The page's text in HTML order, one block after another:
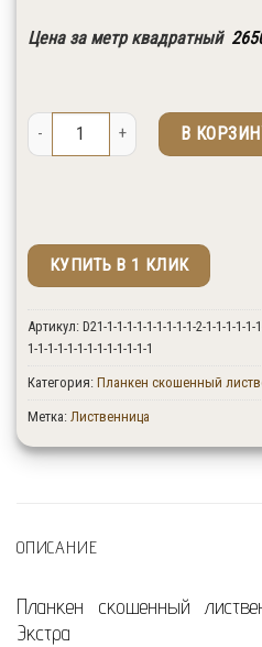
Цена за метр квадратный
Количество товара Планкен
В
↑ Укажите количество изделий в штуках.
КУПИТЬ В 1 КЛИК
Артикул: D21-1-1-1-1-1-1-1-1-1-2-1-1-1-1-1-
1-1-1-1-1-1-1-1-1-1-1-1-1
Категория: Планкен скошенный
Метка: Лиственница
ОПИСАНИЕ
Планкен скошенный
Экстра